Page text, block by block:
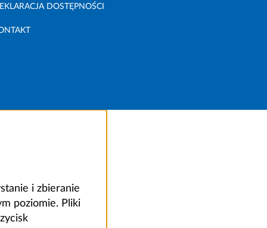
DOSTĘPNOŚCI
i zbieranie
poziomie. Pliki